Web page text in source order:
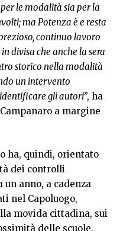
le modalità sia per la
ma Potenza è e resta
continuo lavoro
divisa che anche la sera
storico nella modalità
un intervento
gli autori”, ha
a margine
ha, quindi, orientato
dei controlli
anno, a cadenza
nel Capoluogo,
movida cittadina, sui
delle scuole.